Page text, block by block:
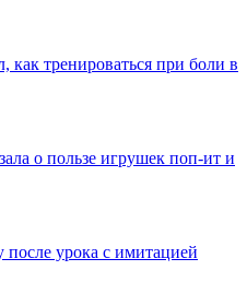
как тренироваться при боли в
о пользе игрушек поп-ит и
урока с имитацией